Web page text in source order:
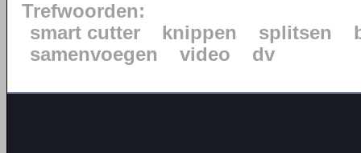
Trefwoorden:
smart cutter
knippen splitsen
samenvoegen
video dv